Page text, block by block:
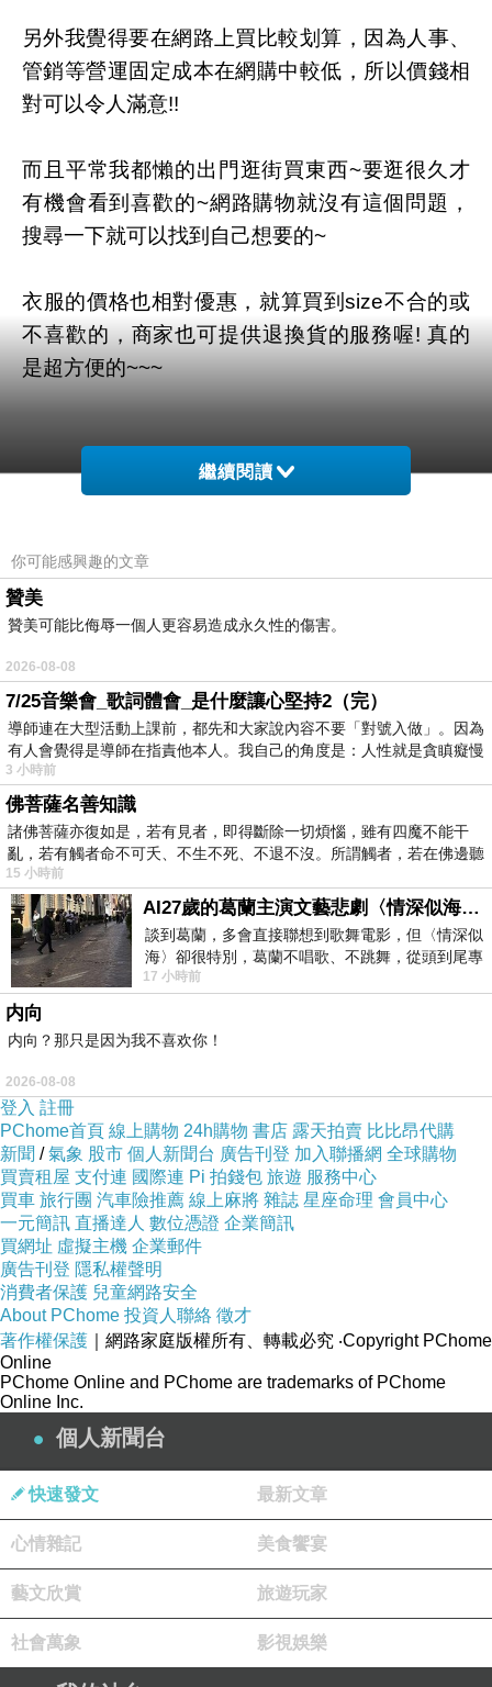
另外我覺得要在網路上買比較划算，因為人事、
管銷等營運固定成本在網購中較低，所以價錢相
對可以令人滿意!!
而且平常我都懶的出門逛街買東西~要逛很久才
有機會看到喜歡的~網路購物就沒有這個問題，
搜尋一下就可以找到自己想要的~
衣服的價格也相對優惠，就算買到size不合的或
不喜歡的，商家也可提供退換貨的服務喔! 真的
是超方便的~~~
商品網址:
http://www.momoshop.com.tw/goods/GoodsDet
ail.jsp?
i_code=2860938&memid=6000003945&cid=a
商品訊息功能:
品號：2860938
商品訊息描述:
復古典雅的蕾絲洋裝是時尚關鍵
拼色領口与袖口的設計，更增添性感
較為合身的款式讓女性曲線完美呈現
想讓蕾絲單品不只有甜美的形容詞嗎？選他就對
繼續閱讀
你可能感興趣的文章
贊美
贊美可能比侮辱一個人更容易造成永久性的傷害。
2026-08-08
7/25音樂會_歌詞體會_是什麼讓心堅持2（完）
導師連在大型活動上課前，都先和大家說內容不要「對號入做」。因為
有人會覺得是導師在指責他本人。我自己的角度是：人性就是貪瞋癡慢
3 小時前
佛菩薩名善知識
諸佛菩薩亦復如是，若有見者，即得斷除一切煩惱，雖有四魔不能干
亂，若有觸者命不可夭、不生不死、不退不沒。所謂觸者，若在佛邊聽
受
15 小時前
AI27歲的葛蘭主演文藝悲劇〈情深似海〉 #戀上老電影 #葛蘭 #粟子
談到葛蘭，多會直接聯想到歌舞電影，但〈情深似
海〉卻很特別，葛蘭不唱歌、不跳舞，從頭到尾專
心演戲。拍攝期間，經常工作超過12個鐘
17 小時前
内向
内向？那只是因为我不喜欢你！
2026-08-08
登入 註冊
PChome首頁 線上購物 24h購物 書店 露天拍賣 比比昂代購
新聞 /氣象 股市 個人新聞台 廣告刊登 加入聯播網 全球購物
買賣租屋 支付連 國際連 Pi 拍錢包 旅遊 服務中心
買車 旅行團 汽車險推薦 線上麻將 雜誌 星座命理 會員中心
一元簡訊 直播達人 數位憑證 企業簡訊
買網址 虛擬主機 企業郵件
廣告刊登 隱私權聲明
消費者保護 兒童網路安全
About PChome 投資人聯絡 徵才
著作權保護 ｜網路家庭版權所有、轉載必究 ‧Copyright PChome
Online
PChome Online and PChome are trademarks of PChome
Online Inc.
個人新聞台
快速發文 最新文章
心情雜記 美食饗宴
藝文欣賞 旅遊玩家
社會萬象 影視娛樂